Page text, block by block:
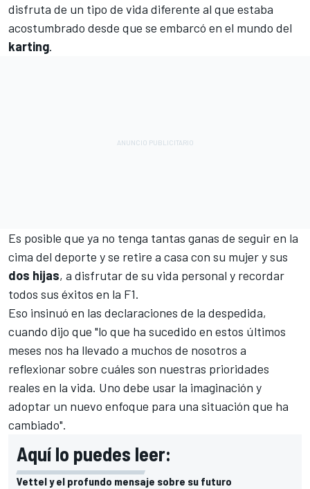
disfruta de un tipo de vida diferente al que estaba
acostumbrado desde que se embarcó en el mundo del
karting.
Es posible que ya no tenga tantas ganas de seguir en la
cima del deporte y se retire a casa con su mujer y sus
dos hijas, a disfrutar de su vida personal y recordar
todos sus éxitos en la F1.
Eso insinuó en las declaraciones de la despedida,
cuando dijo que "lo que ha sucedido en estos últimos
meses nos ha llevado a muchos de nosotros a
reflexionar sobre cuáles son nuestras prioridades
reales en la vida. Uno debe usar la imaginación y
adoptar un nuevo enfoque para una situación que ha
cambiado".
Aquí lo puedes leer:
Vettel y el profundo mensaje sobre su futuro